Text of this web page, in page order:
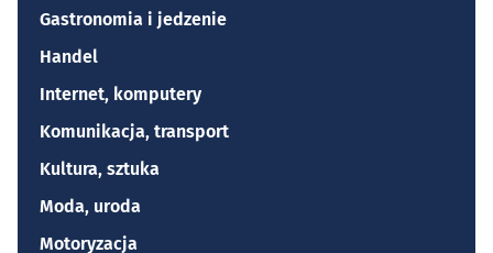
Gastronomia i jedzenie
Handel
Internet, komputery
Komunikacja, transport
Kultura, sztuka
Moda, uroda
Motoryzacja